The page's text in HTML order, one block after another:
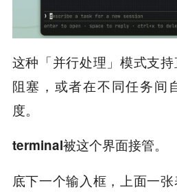
这种「并行处理」模式支
阻塞，或者在不同任务间
度。
terminal被这个界面接管。
底下一个输入框，上面一